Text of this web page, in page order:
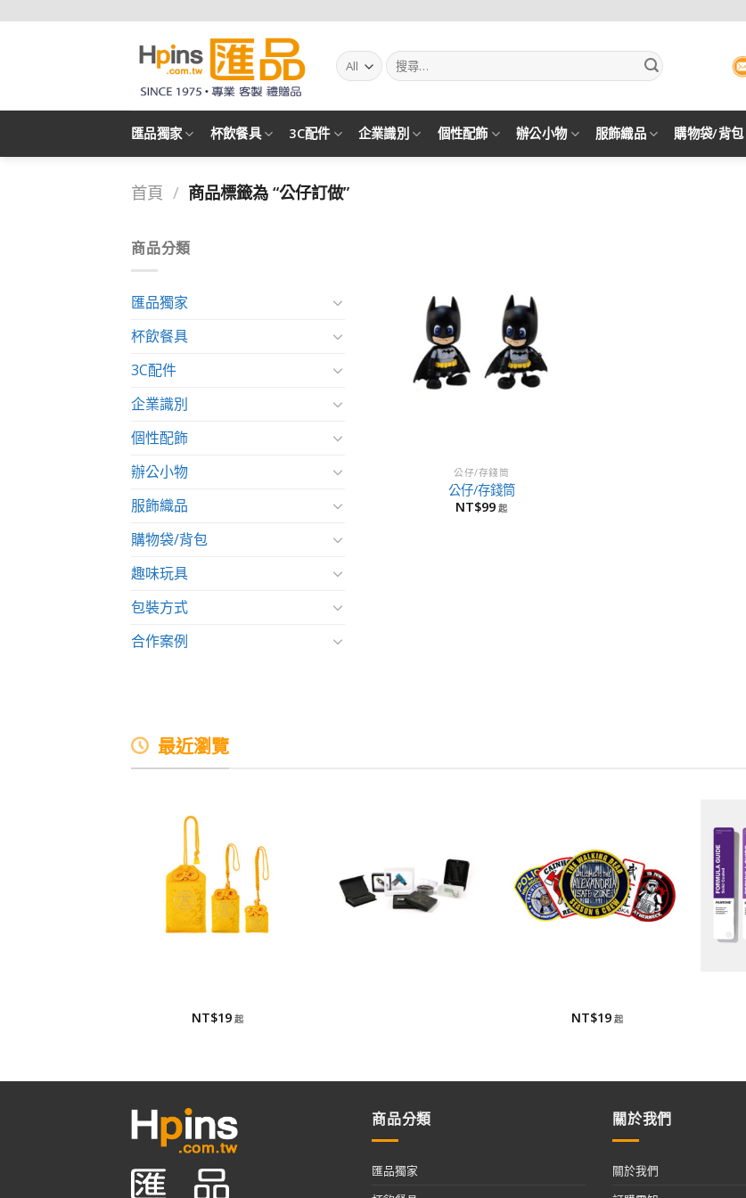
搜
尋
鍵
字:
匯品獨家 杯飲餐具 3C配件 企業識別 個性配飾 辦公小物 服飾織品 購物袋/背包
首頁 / 商品標籤為 “公仔訂做”
商品分類
匯品獨家
杯飲餐具
3C配件
企業識別
個性配飾
辦公小物
服飾織品
購物袋/背包
趣味玩具
包裝方式
合作案例
公仔/存錢筒
公仔/存錢筒
NT$99
最近瀏覽
NT$19 NT$19
商品分類
匯品獨家
關於我們
關於我們